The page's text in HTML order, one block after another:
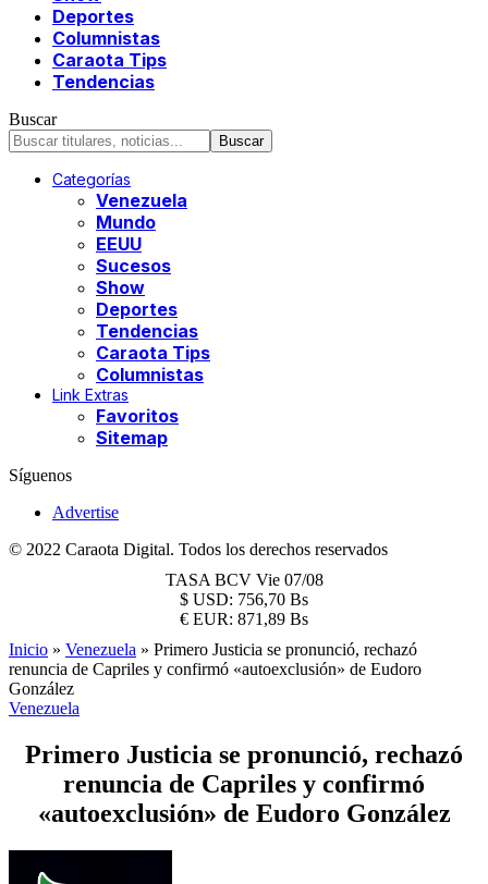
Deportes
Columnistas
Caraota Tips
Tendencias
Buscar
Categorías
Venezuela
Mundo
EEUU
Sucesos
Show
Deportes
Tendencias
Caraota Tips
Columnistas
Link Extras
Favoritos
Sitemap
Síguenos
Advertise
© 2022 Caraota Digital. Todos los derechos reservados
TASA BCV Vie 07/08
$ USD: 756,70 Bs
€ EUR: 871,89 Bs
Inicio » Venezuela » Primero Justicia se pronunció, rechazó
renuncia de Capriles y confirmó «autoexclusión» de Eudoro
González
Venezuela
Primero Justicia se pronunció, rechazó
renuncia de Capriles y confirmó
«autoexclusión» de Eudoro González